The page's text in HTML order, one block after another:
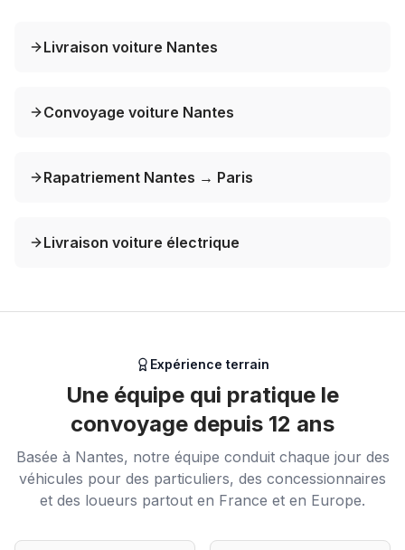
Livraison voiture Nantes
Convoyage voiture Nantes
Rapatriement Nantes → Paris
Livraison voiture électrique
Expérience terrain
Une équipe qui pratique le
convoyage depuis 12 ans
Basée à Nantes, notre équipe conduit chaque jour des
véhicules pour des particuliers, des concessionnaires
et des loueurs partout en France et en Europe.